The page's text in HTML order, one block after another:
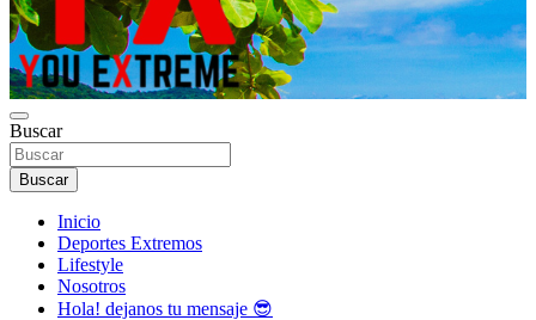
YOU EXTREME
YX Deportes Extremos Lifestyle
Buscar
Buscar
Inicio
Deportes Extremos
Lifestyle
Nosotros
Hola! dejanos tu mensaje 😎